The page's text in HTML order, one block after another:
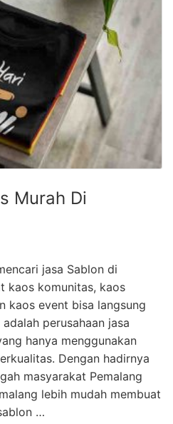
Murah Di
jasa Sablon di
kaos komunitas, kaos
kaos event bisa langsung
perusahaan jasa
hanya menggunakan
Dengan hadirnya
masyarakat Pemalang
lebih mudah membuat
…